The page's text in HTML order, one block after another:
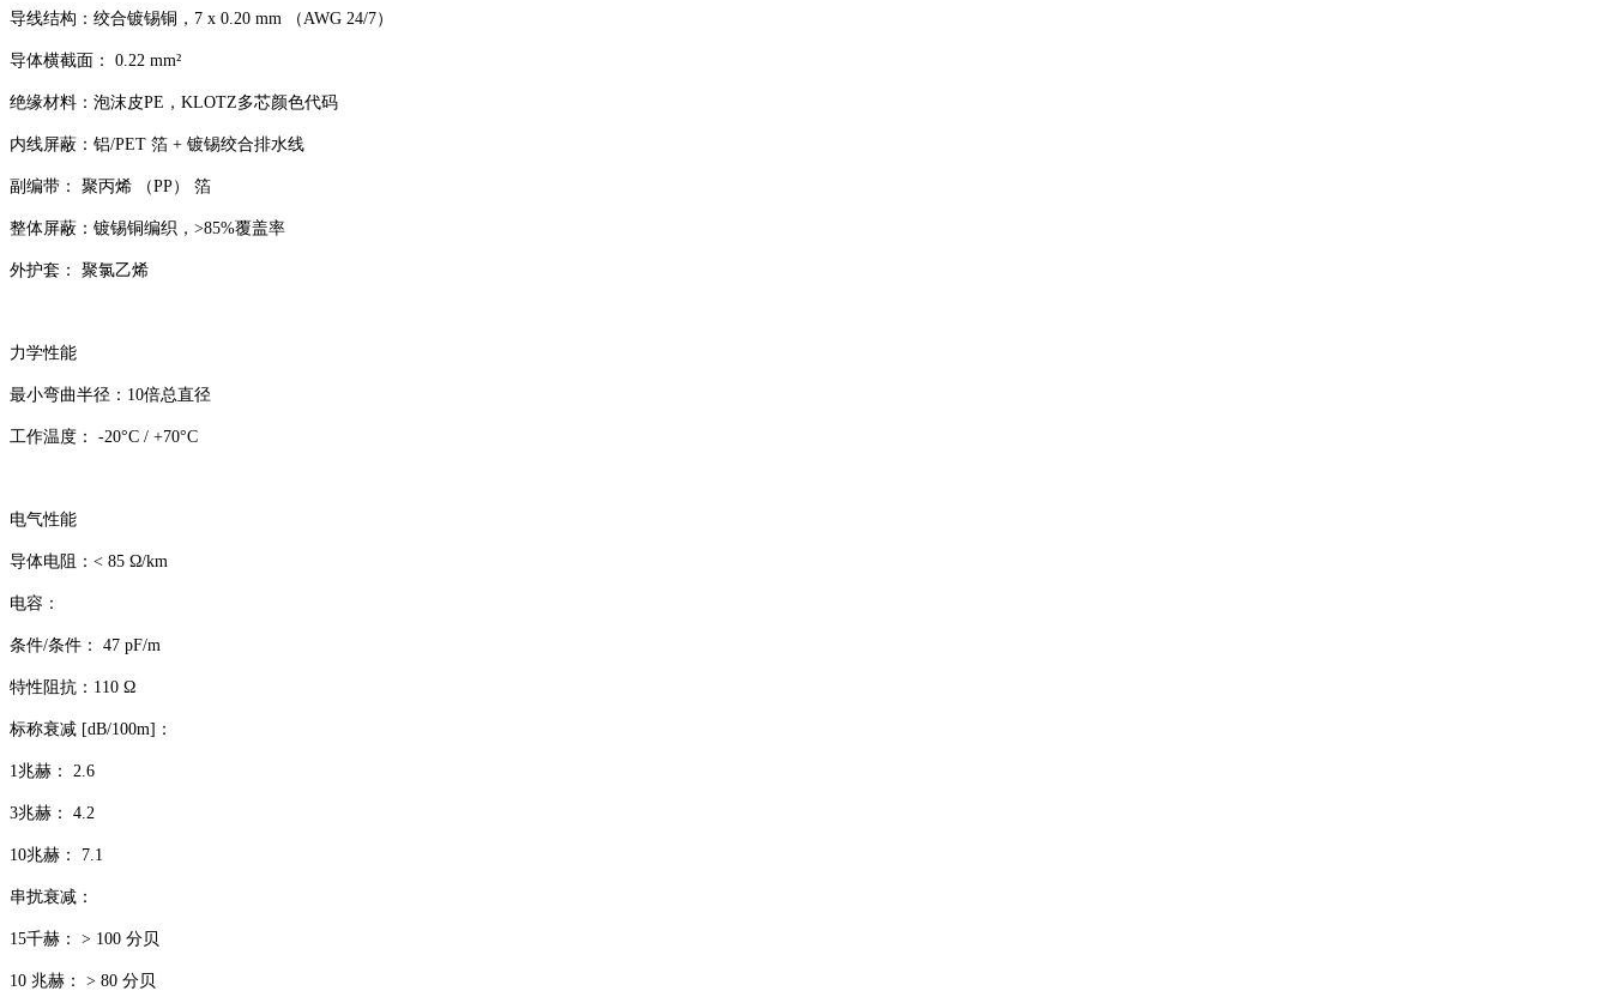
导线结构：绞合镀锡铜，7 x 0.20 mm （AWG 24/7）
导体横截面： 0.22 mm²
绝缘材料：泡沫皮PE，KLOTZ多芯颜色代码
内线屏蔽：铝/PET 箔 + 镀锡绞合排水线
副编带： 聚丙烯 （PP） 箔
整体屏蔽：镀锡铜编织，>85%覆盖率
外护套： 聚氯乙烯
力学性能
最小弯曲半径：10倍总直径
工作温度： -20°C / +70°C
电气性能
导体电阻：< 85 Ω/km
电容：
条件/条件： 47 pF/m
特性阻抗：110 Ω
标称衰减 [dB/100m]：
1兆赫： 2.6
3兆赫： 4.2
10兆赫： 7.1
串扰衰减：
15千赫： > 100 分贝
10 兆赫： > 80 分贝